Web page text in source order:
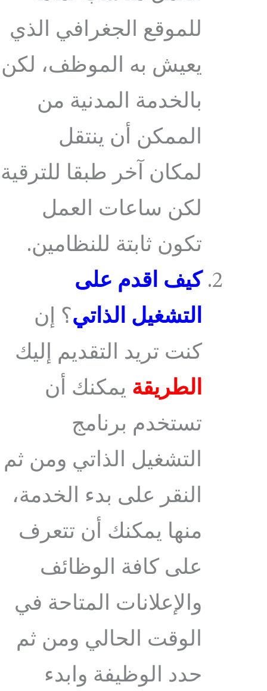
للموقع الجغرافي الذي
يعيش به الموظف، لكن
بالخدمة المدنية من
الممكن أن ينتقل
لمكان آخر طبقا للترقية
لكن ساعات العمل
تكون ثابتة للنظامين.
كيف اقدم على
التشغيل الذاتي؟ إن
كنت تريد التقديم إليك
الطريقة يمكنك أن
تستخدم برنامج
التشغيل الذاتي ومن ثم
النقر على بدء الخدمة،
منها يمكنك أن تتعرف
على كافة الوظائف
والإعلانات المتاحة في
الوقت الحالي ومن ثم
حدد الوظيفة وابدء